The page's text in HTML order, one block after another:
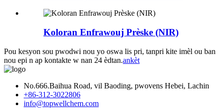
Koloran Enfrawouj Prèske (NIR)
Pou kesyon sou pwodwi nou yo oswa lis pri, tanpri kite imèl ou ban
nou epi n ap kontakte w nan 24 èdtan.ankèt
No.666.Baihua Road, vil Baoding, pwovens Hebei, Lachin
+86-312-3022806
info@topwellchem.com